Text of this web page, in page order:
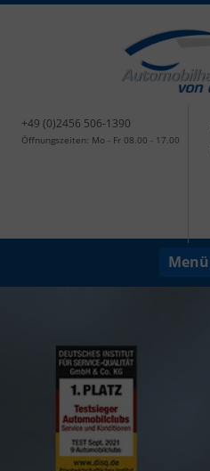
+49 (0)2456 506-1390
Öffnungszeiten: Mo - Fr 08.00 - 17.00
Menü